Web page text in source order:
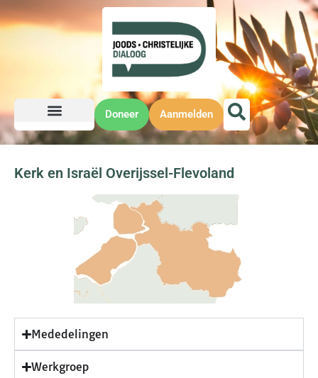
Doneer Aanmelden
Kerk en Israël Overijssel-Flevoland
Mededelingen
Werkgroep